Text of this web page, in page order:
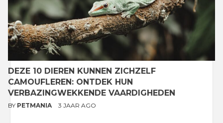
DEZE 10 DIEREN KUNNEN ZICHZELF
CAMOUFLEREN: ONTDEK HUN
VERBAZINGWEKKENDE VAARDIGHEDEN
BY PETMANIA 3 JAAR AGO